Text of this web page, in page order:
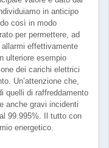
in anticipo
così in modo
per permettere, ad
effettivamente
ulteriore esempio
dei carichi elettrici
Un’attenzione che,
quelli di raffreddamento
anche gravi incidenti
99.995%. Il tutto con
energetico.